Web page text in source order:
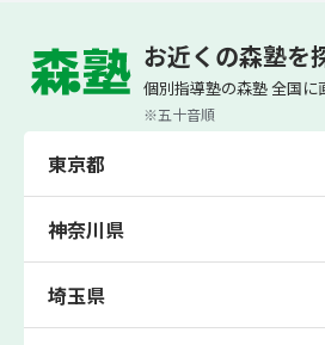
「保護者の方にも安心の授業料」の個別指導塾・
数・英語・国語）[個別]とDOJO[集団]、QUREO[
語・国語・理科・社会）、高校生は7科目（数学
科[物理・化学・生物・地学]・地理歴史・公民・小
の入塾後2学期以内に、学校の定期テスト（中間・
場合、その科目が80点以上』になることを保証し
校成績が上がらなければ、3学期目の対象科目授
指導させていただきます。＊定期テストの一科目
域では、100点満点に換算した場合の上記 記載点
お近くの森塾を
個別指導塾の森塾 全国に
※五十音順
東京都
神奈川県
埼玉県